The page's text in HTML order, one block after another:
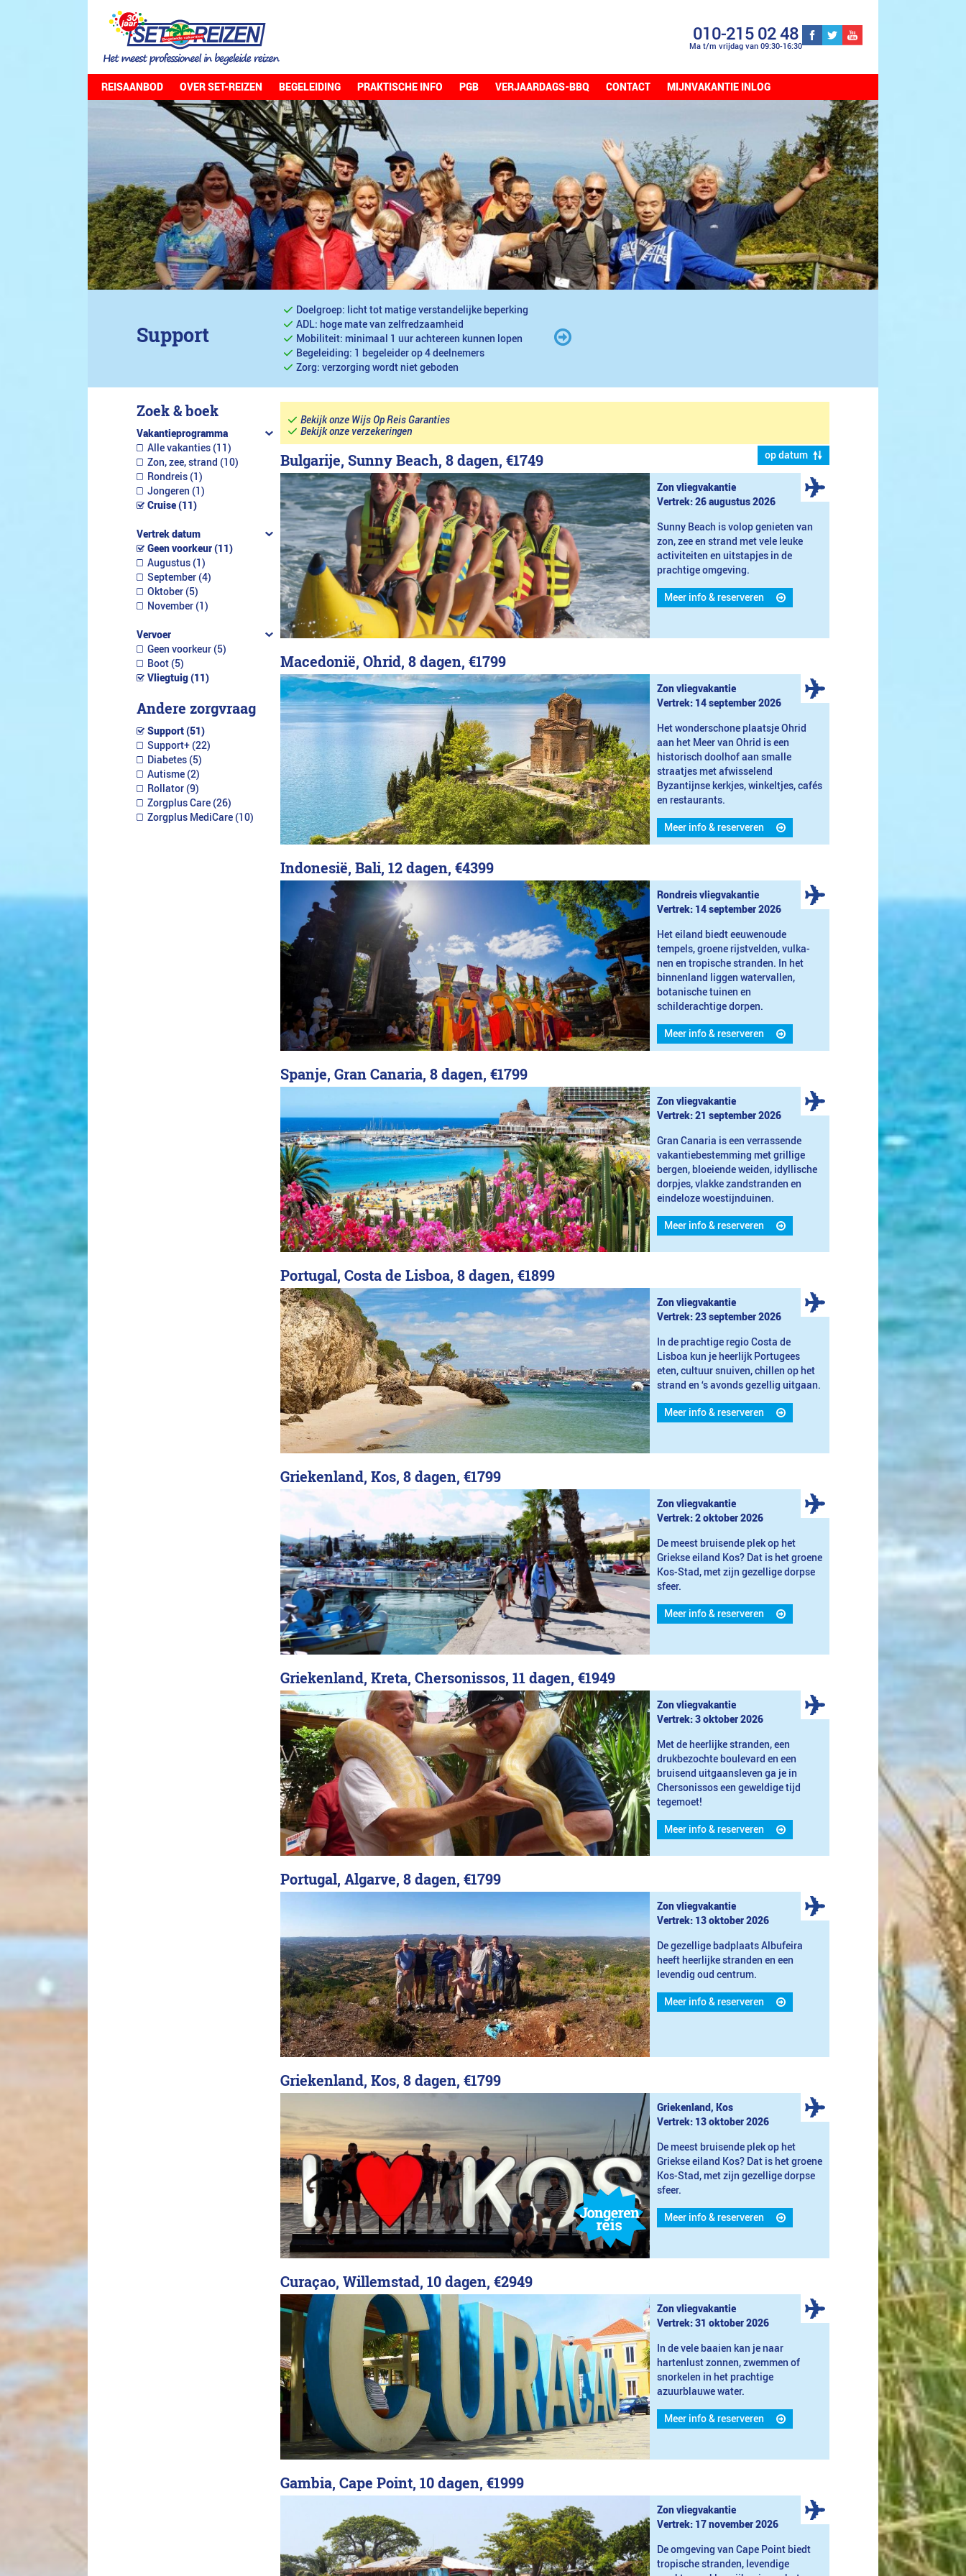
010-215 02 48
Ma t/m vrijdag van 09:30-16:30
REISAANBOD OVER SET-REIZEN BEGELEIDING PRAKTISCHE INFO PGB VERJAARDAGS-BBQ CONTACT MIJNVAKANTIE INLOG
Support
Doelgroep: licht tot matige verstandelijke beperking
ADL: hoge mate van zelfredzaamheid
Mobiliteit: minimaal 1 uur achtereen kunnen lopen
Begeleiding: 1 begeleider op 4 deelnemers
Zorg: verzorging wordt niet geboden
Zoek & boek
Vakantieprogramma
Alle vakanties (11)
Zon, zee, strand (10)
Rondreis (1)
Jongeren (1)
Cruise (11)
Vertrek datum
Geen voorkeur (11)
Augustus (1)
September (4)
Oktober (5)
November (1)
Vervoer
Geen voorkeur (5)
Boot (5)
Vliegtuig (11)
Andere zorgvraag
Support (51)
Support+ (22)
Diabetes (5)
Autisme (2)
Rollator (9)
Zorgplus Care (26)
Zorgplus MediCare (10)
Bekijk onze Wijs Op Reis Garanties
Bekijk onze verzekeringen
op datum
Bulgarije, Sunny Beach, 8 dagen, €1749
Zon vliegvakantie
Vertrek: 26 augustus 2026
Sunny Beach is volop genieten van
zon, zee en strand met vele leuke
activiteiten en uitstapjes in de
prachtige omgeving.
Meer info & reserveren
Macedonië, Ohrid, 8 dagen, €1799
Zon vliegvakantie
Vertrek: 14 september 2026
Het wonderschone plaatsje Ohrid
aan het Meer van Ohrid is een
historisch doolhof aan smalle
straatjes met afwisselend
Byzantijnse kerkjes, winkeltjes, cafés
en restaurants.
Meer info & reserveren
Indonesië, Bali, 12 dagen, €4399
Rondreis vliegvakantie
Vertrek: 14 september 2026
Het eiland biedt eeuwenoude
tempels, groene rijstvelden, vulka-
nen en tropische stranden. In het
binnenland liggen watervallen,
botanische tuinen en
schilderachtige dorpen.
Meer info & reserveren
Spanje, Gran Canaria, 8 dagen, €1799
Zon vliegvakantie
Vertrek: 21 september 2026
Gran Canaria is een verrassende
vakantiebestemming met grillige
bergen, bloeiende weiden, idyllische
dorpjes, vlakke zandstranden en
eindeloze woestijnduinen.
Meer info & reserveren
Portugal, Costa de Lisboa, 8 dagen, €1899
Zon vliegvakantie
Vertrek: 23 september 2026
In de prachtige regio Costa de
Lisboa kun je heerlijk Portugees
eten, cultuur snuiven, chillen op het
strand en ‘s avonds gezellig uitgaan.
Meer info & reserveren
Griekenland, Kos, 8 dagen, €1799
Zon vliegvakantie
Vertrek: 2 oktober 2026
De meest bruisende plek op het
Griekse eiland Kos? Dat is het groene
Kos-Stad, met zijn gezellige dorpse
sfeer.
Meer info & reserveren
Griekenland, Kreta, Chersonissos, 11 dagen, €1949
Zon vliegvakantie
Vertrek: 3 oktober 2026
Met de heerlijke stranden, een
drukbezochte boulevard en een
bruisend uitgaansleven ga je in
Chersonissos een geweldige tijd
tegemoet!
Meer info & reserveren
Portugal, Algarve, 8 dagen, €1799
Zon vliegvakantie
Vertrek: 13 oktober 2026
De gezellige badplaats Albufeira
heeft heerlijke stranden en een
levendig oud centrum.
Meer info & reserveren
Griekenland, Kos, 8 dagen, €1799
Griekenland, Kos
Vertrek: 13 oktober 2026
De meest bruisende plek op het
Griekse eiland Kos? Dat is het groene
Kos-Stad, met zijn gezellige dorpse
sfeer.
Meer info & reserveren
Curaçao, Willemstad, 10 dagen, €2949
Zon vliegvakantie
Vertrek: 31 oktober 2026
In de vele baaien kan je naar
hartenlust zonnen, zwemmen of
snorkelen in het prachtige
azuurblauwe water.
Meer info & reserveren
Gambia, Cape Point, 10 dagen, €1999
Zon vliegvakantie
Vertrek: 17 november 2026
De omgeving van Cape Point biedt
tropische stranden, levendige